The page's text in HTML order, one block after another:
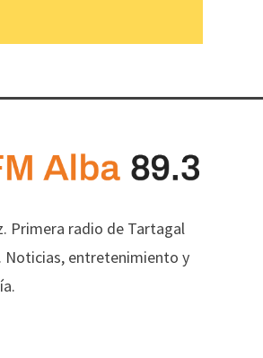
Primera radio de Tartagal
Noticias, entretenimiento y